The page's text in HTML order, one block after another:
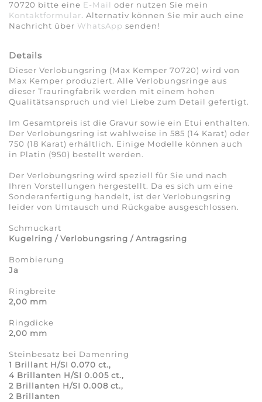
70720 bitte eine E-Mail oder nutzen Sie mein
Kontaktformular. Alternativ können Sie mir auch eine
Nachricht über WhatsApp senden!
Details
Dieser Verlobungsring (Max Kemper 70720) wird von
Max Kemper produziert. Alle Verlobungsringe aus
dieser Trauringfabrik werden mit einem hohen
Qualitätsanspruch und viel Liebe zum Detail gefertigt.
Im Gesamtpreis ist die Gravur sowie ein Etui enthalten.
Der Verlobungsring ist wahlweise in 585 (14 Karat) oder
750 (18 Karat) erhältlich. Einige Modelle können auch
in Platin (950) bestellt werden.
Der Verlobungsring wird speziell für Sie und nach
Ihren Vorstellungen hergestellt. Da es sich um eine
Sonderanfertigung handelt, ist der Verlobungsring
leider von Umtausch und Rückgabe ausgeschlossen.
Schmuckart
Kugelring / Verlobungsring / Antragsring
Bombierung
Ja
Ringbreite
2,00 mm
Ringdicke
2,00 mm
Steinbesatz bei Damenring
1 Brillant H/SI 0.070 ct.,
4 Brillanten H/SI 0.005 ct.,
2 Brillanten H/SI 0.008 ct.,
2 Brillanten